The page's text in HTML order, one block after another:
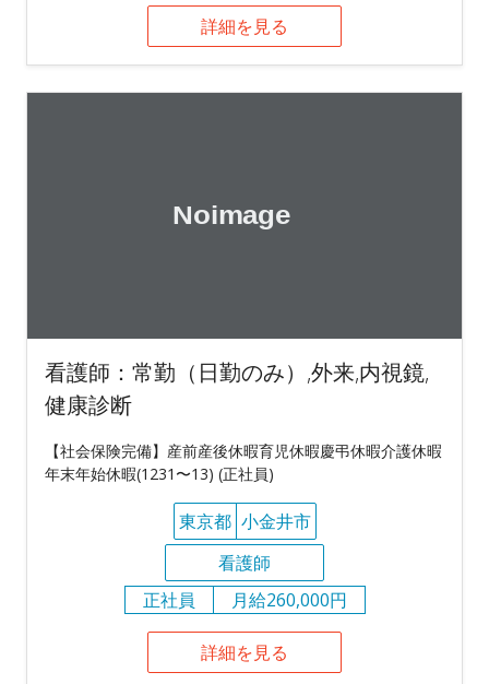
詳細を見る
看護師：常勤（日勤のみ）,外来,内視鏡,
健康診断
【社会保険完備】産前産後休暇育児休暇慶弔休暇介護休暇
年末年始休暇(1231〜13) (正社員)
東京都 小金井市
看護師
正社員
月給260,000円
詳細を見る